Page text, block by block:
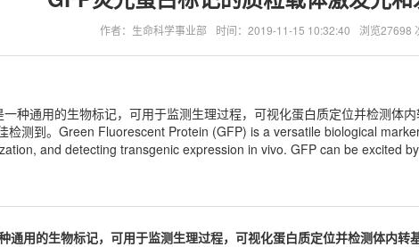
作者：生命科学事业部 时间：2019-11-15 10:32:40 浏览27698
种通用的生物标记，可用于监测生理过程，可视化蛋白质定位并检测体
检测到。Green Fluorescent Protein (GFP) is a versatile biological
and detecting transgenic expression in vivo. GFP can be excited
通用的生物标记，可用于监测生理过程，可视化蛋白质定位并检测体内转